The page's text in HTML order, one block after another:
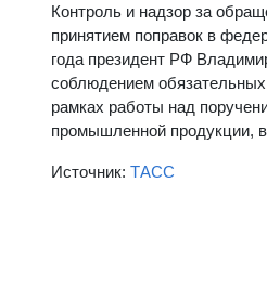
Контроль и надзор за
принятием поправок в
года президент РФ
соблюдением
рамках работы над
промышленной продукции,
Источник: ТАСС